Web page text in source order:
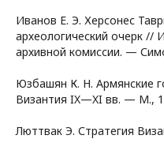
Иванов Е. Э. Херсонес
археологический очерк //
архивной комиссии. —
Юзбашян К. Н. Армянские
Византия IX—XI вв. — М.,
Люттвак Э. Стратегия